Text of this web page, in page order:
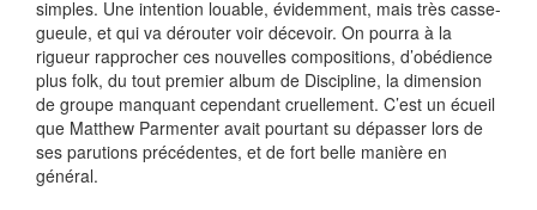
simples. Une intention louable, évidemment, mais très casse-
gueule, et qui va dérouter voir décevoir. On pourra à la
rigueur rapprocher ces nouvelles compositions, d’obédience
plus folk, du tout premier album de Discipline, la dimension
de groupe manquant cependant cruellement. C’est un écueil
que Matthew Parmenter avait pourtant su dépasser lors de
ses parutions précédentes, et de fort belle manière en
général.